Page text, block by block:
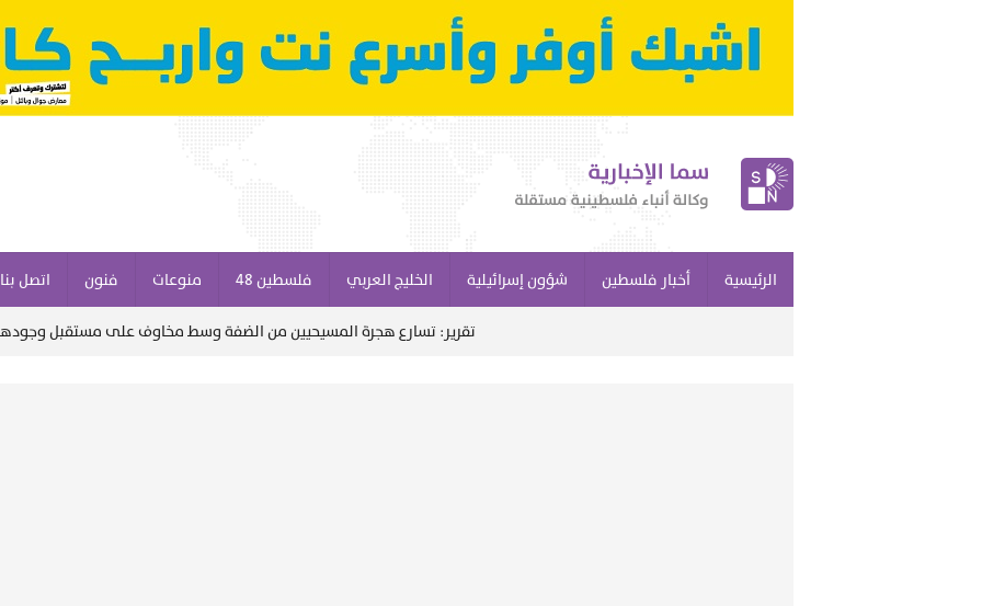
الرئيسية أخبار فلسطين شؤون إسرائيلية الخليج العربي فلسطين 48 منوعات فنون اتصل بنا
تقرير: تسارع هجرة المسيحيين من الضفة وسط مخاوف على مستقبل وجودهم التاريخي